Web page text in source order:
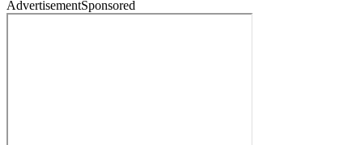
AdvertisementSponsored